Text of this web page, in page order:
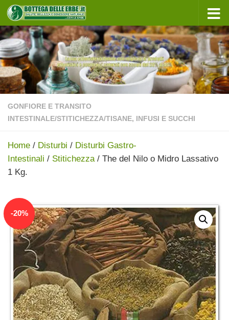
Sotto il contenuto
GONFIORE E TRANSITO
INTESTINALE/STITICHEZZA/TISANE, INFUSI E SUCCHI
Home / Disturbi / Disturbi Gastro-
Intestinali / Stitichezza / The del Nilo o Midro Lassativo
1 Kg.
-20% In offerta!